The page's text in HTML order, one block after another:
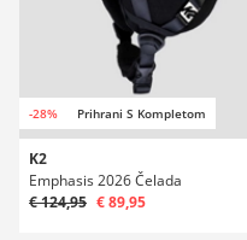
-28% Prihrani S Kompletom
K2
Emphasis 2026 Čelada
€ 124,95 € 89,95